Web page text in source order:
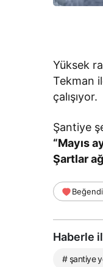
Yüksek
Tekman
çalışıyor.
Şantiye
“Mayıs
Şartlar
Haberle
# şantiye